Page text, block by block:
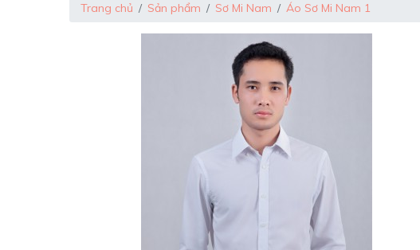
Trang chủ Sản phẩm Sơ Mi Nam Áo Sơ Mi Nam 1